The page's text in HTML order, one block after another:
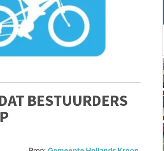
BESTUURDERS